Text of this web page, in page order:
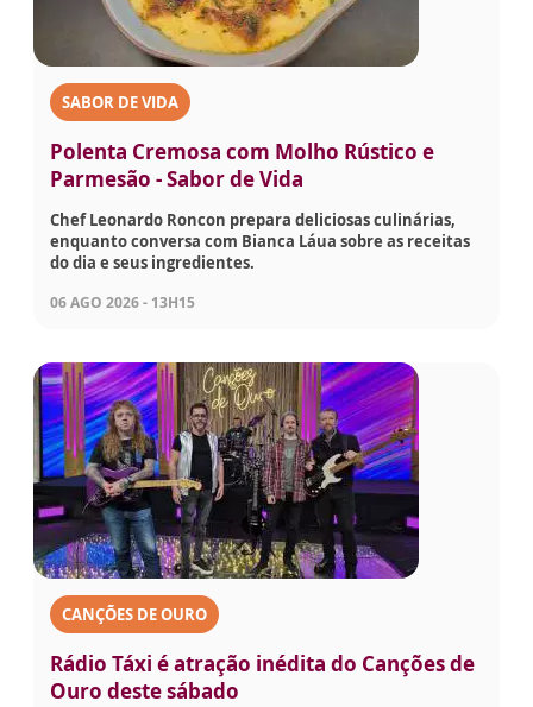
SABOR DE VIDA
Polenta Cremosa com Molho Rústico e
Parmesão - Sabor de Vida
Chef Leonardo Roncon prepara deliciosas culinárias,
enquanto conversa com Bianca Láua sobre as receitas
do dia e seus ingredientes.
06 AGO 2026 - 13H15
CANÇÕES DE OURO
Rádio Táxi é atração inédita do Canções de
Ouro deste sábado